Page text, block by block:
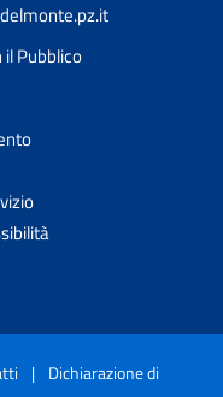
Pubblico
| Dichiarazione di